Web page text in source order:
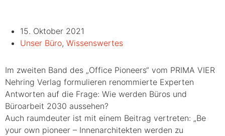
15. Oktober 2021
Unser Büro, Wissenswertes
Im zweiten Band des „Office Pioneers“ vom PRIMA VIER
Nehring Verlag formulieren renommierte Experten
Antworten auf die Frage: Wie werden Büros und
Büroarbeit 2030 aussehen?
Auch raumdeuter ist mit einem Beitrag vertreten: „Be
your own pioneer – Innenarchitekten werden zu